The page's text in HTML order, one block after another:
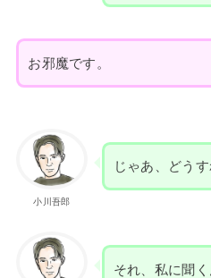
お邪魔です。
小川吾郎
じゃあ、どうす
それ、私に聞